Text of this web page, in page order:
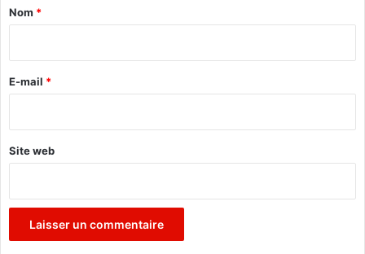
a
i
e
a
e
Nom *
E-mail *
Site web